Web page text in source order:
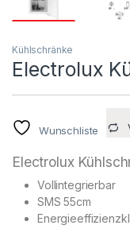
Kühlschränke
Electrolux
Wunschliste
Electrolux
Vollintegrierbar
SMS 55cm